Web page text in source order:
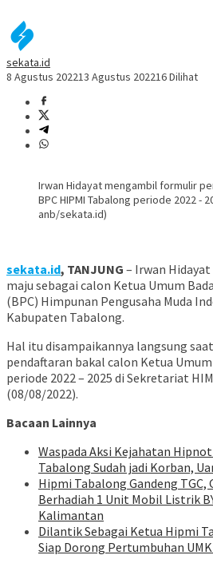
sekata.id
8 Agustus 202213 Agustus 202216 Dilihat
Irwan Hidayat mengambil formulir
BPC HIPMI Tabalong periode 2022 -
anb/sekata.id)
sekata.id, TANJUNG – Irwan
maju sebagai calon Ketua Umum
(BPC) Himpunan Pengusaha Muda
Kabupaten Tabalong.
Hal itu disampaikannya langsung
pendaftaran bakal calon Ketua
periode 2022 – 2025 di Sekretariat
(08/08/2022).
Bacaan Lainnya
Waspada Aksi Kejahatan
Tabalong Sudah jadi Korban,
Hipmi Tabalong Gandeng
Berhadiah 1 Unit Mobil Listrik
Kalimantan
Dilantik Sebagai Ketua Hipmi
Siap Dorong Pertumbuhan